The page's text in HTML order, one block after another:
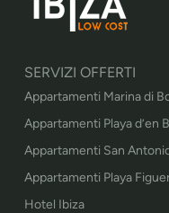
SERVIZI OFFERTI
Appartamenti Marina di
Appartamenti Playa d’en
Appartamenti San
Appartamenti Playa
Hotel Ibiza